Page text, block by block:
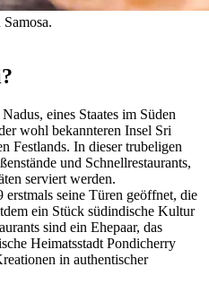
eines Staates im Süden
wohl bekannteren Insel Sri
Festlands. In dieser trubeligen
und Schnellrestaurants,
serviert werden.
erstmals seine Türen geöffnet, die
ein Stück südindische Kultur
sind ein Ehepaar, das
Heimatsstadt Pondicherry
in authentischer